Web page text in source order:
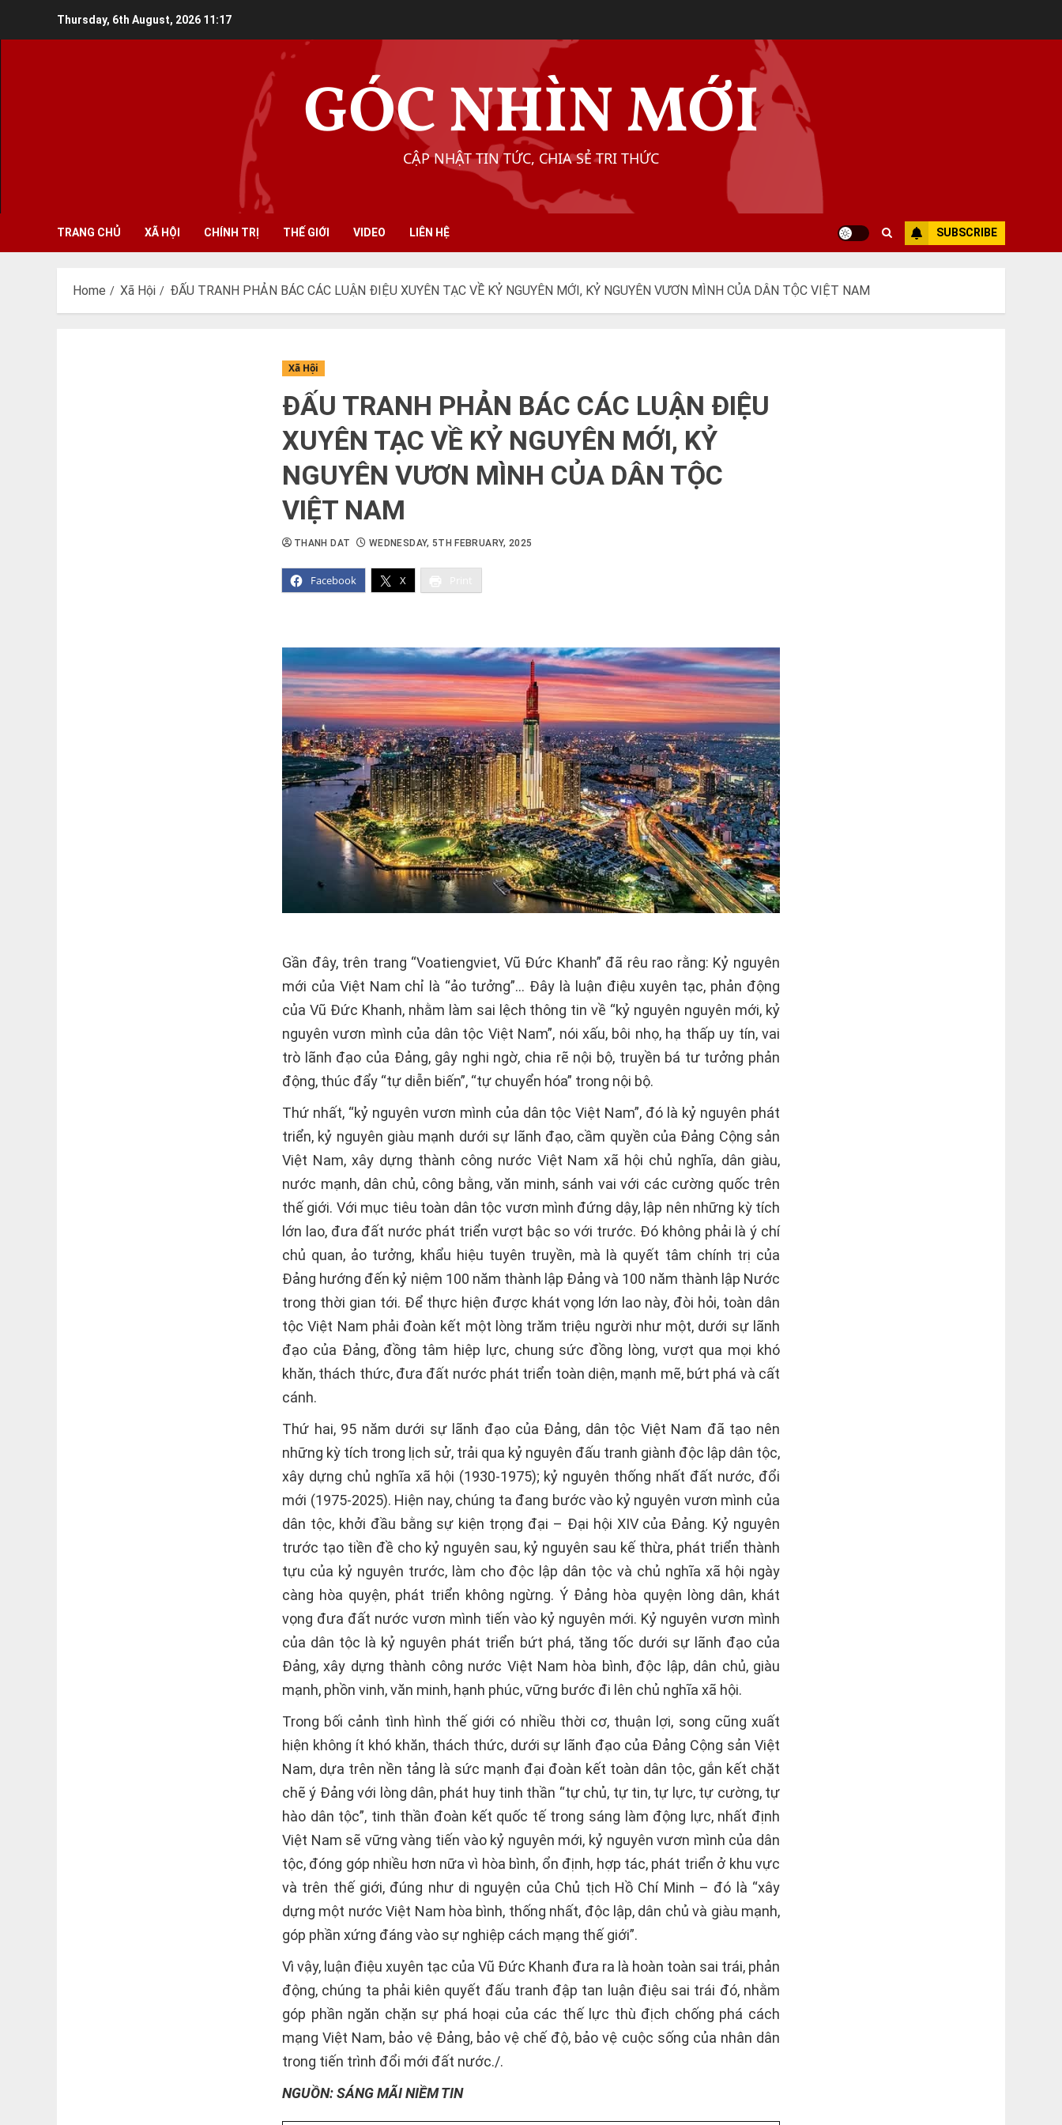
Thursday, 6th August, 2026 11:17
GÓC NHÌN MỚI
CẬP NHẬT TIN TỨC, CHIA SẺ TRI THỨC
TRANG CHỦ XÃ HỘI CHÍNH TRỊ THẾ GIỚI VIDEO LIÊN HỆ SUBSCRIBE
Home Xã Hội ĐẤU TRANH PHẢN BÁC CÁC LUẬN ĐIỆU XUYÊN TẠC VỀ KỶ NGUYÊN MỚI, KỶ NGUYÊN VƯƠN MÌNH CỦA DÂN TỘC VIỆT NAM
Xã Hội
ĐẤU TRANH PHẢN BÁC CÁC LUẬN ĐIỆU
XUYÊN TẠC VỀ KỶ NGUYÊN MỚI, KỶ
NGUYÊN VƯƠN MÌNH CỦA DÂN TỘC
VIỆT NAM
Facebook X
THANH DAT WEDNESDAY, 5TH FEBRUARY, 2025
Gần đây, trên trang “Voatiengviet, Vũ Đức Khanh” đã rêu rao rằng: Kỷ nguyên
mới của Việt Nam chỉ là “ảo tưởng”… Đây là luận điệu xuyên tạc, phản động
của Vũ Đức Khanh, nhằm làm sai lệch thông tin về “kỷ nguyên nguyên mới, kỷ
nguyên vươn mình của dân tộc Việt Nam”, nói xấu, bôi nhọ, hạ thấp uy tín, vai
trò lãnh đạo của Đảng, gây nghi ngờ, chia rẽ nội bộ, truyền bá tư tưởng phản
động, thúc đẩy “tự diễn biến”, “tự chuyển hóa” trong nội bộ.
Thứ nhất, “kỷ nguyên vươn mình của dân tộc Việt Nam”, đó là kỷ nguyên phát
triển, kỷ nguyên giàu mạnh dưới sự lãnh đạo, cầm quyền của Đảng Cộng sản
Việt Nam, xây dựng thành công nước Việt Nam xã hội chủ nghĩa, dân giàu,
nước mạnh, dân chủ, công bằng, văn minh, sánh vai với các cường quốc trên
thế giới. Với mục tiêu toàn dân tộc vươn mình đứng dậy, lập nên những kỳ tích
lớn lao, đưa đất nước phát triển vượt bậc so với trước. Đó không phải là ý chí
chủ quan, ảo tưởng, khẩu hiệu tuyên truyền, mà là quyết tâm chính trị của
Đảng hướng đến kỷ niệm 100 năm thành lập Đảng và 100 năm thành lập Nước
trong thời gian tới. Để thực hiện được khát vọng lớn lao này, đòi hỏi, toàn dân
tộc Việt Nam phải đoàn kết một lòng trăm triệu người như một, dưới sự lãnh
đạo của Đảng, đồng tâm hiệp lực, chung sức đồng lòng, vượt qua mọi khó
khăn, thách thức, đưa đất nước phát triển toàn diện, mạnh mẽ, bứt phá và cất
cánh.
Thứ hai, 95 năm dưới sự lãnh đạo của Đảng, dân tộc Việt Nam đã tạo nên
những kỳ tích trong lịch sử, trải qua kỷ nguyên đấu tranh giành độc lập dân tộc,
xây dựng chủ nghĩa xã hội (1930-1975); kỷ nguyên thống nhất đất nước, đổi
mới (1975-2025). Hiện nay, chúng ta đang bước vào kỷ nguyên vươn mình của
dân tộc, khởi đầu bằng sự kiện trọng đại – Đại hội XIV của Đảng. Kỷ nguyên
trước tạo tiền đề cho kỷ nguyên sau, kỷ nguyên sau kế thừa, phát triển thành
tựu của kỷ nguyên trước, làm cho độc lập dân tộc và chủ nghĩa xã hội ngày
càng hòa quyện, phát triển không ngừng. Ý Đảng hòa quyện lòng dân, khát
vọng đưa đất nước vươn mình tiến vào kỷ nguyên mới. Kỷ nguyên vươn mình
của dân tộc là kỷ nguyên phát triển bứt phá, tăng tốc dưới sự lãnh đạo của
Đảng, xây dựng thành công nước Việt Nam hòa bình, độc lập, dân chủ, giàu
mạnh, phồn vinh, văn minh, hạnh phúc, vững bước đi lên chủ nghĩa xã hội.
Trong bối cảnh tình hình thế giới có nhiều thời cơ, thuận lợi, song cũng xuất
hiện không ít khó khăn, thách thức, dưới sự lãnh đạo của Đảng Cộng sản Việt
Nam, dựa trên nền tảng là sức mạnh đại đoàn kết toàn dân tộc, gắn kết chặt
chẽ ý Đảng với lòng dân, phát huy tinh thần “tự chủ, tự tin, tự lực, tự cường, tự
hào dân tộc”, tinh thần đoàn kết quốc tế trong sáng làm động lực, nhất định
Việt Nam sẽ vững vàng tiến vào kỷ nguyên mới, kỷ nguyên vươn mình của dân
tộc, đóng góp nhiều hơn nữa vì hòa bình, ổn định, hợp tác, phát triển ở khu vực
và trên thế giới, đúng như di nguyện của Chủ tịch Hồ Chí Minh – đó là “xây
dựng một nước Việt Nam hòa bình, thống nhất, độc lập, dân chủ và giàu mạnh,
góp phần xứng đáng vào sự nghiệp cách mạng thế giới”.
Vì vậy, luận điệu xuyên tạc của Vũ Đức Khanh đưa ra là hoàn toàn sai trái, phản
động, chúng ta phải kiên quyết đấu tranh đập tan luận điệu sai trái đó, nhằm
góp phần ngăn chặn sự phá hoại của các thế lực thù địch chống phá cách
mạng Việt Nam, bảo vệ Đảng, bảo vệ chế độ, bảo vệ cuộc sống của nhân dân
trong tiến trình đổi mới đất nước./.
NGUỒN: SÁNG MÃI NIỀM TIN